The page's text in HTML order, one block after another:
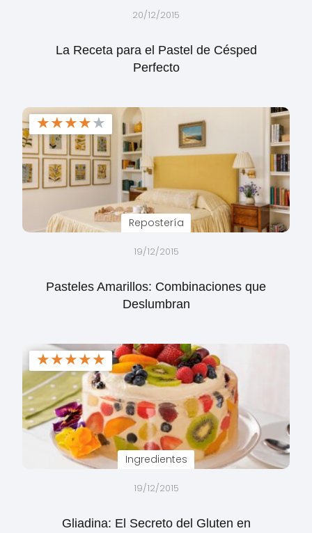
20/12/2015
La Receta para el Pastel de Césped
Perfecto
★★★★★
Repostería
19/12/2015
Pasteles Amarillos: Combinaciones que
Deslumbran
★★★★★
Ingredientes
19/12/2015
Gliadina: El Secreto del Gluten en